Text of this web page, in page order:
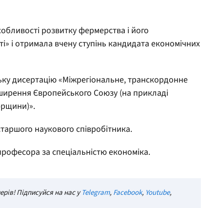
розвитку фермерства і його
і отримала вчену ступінь кандидата економічних
дисертацію «Міжрегіональне, транскордонне
Європейського Союзу (на прикладі
наукового співробітника.
за спеціальністю економіка.
Підписуйся на нас уTelegram, Facebook, Youtube,